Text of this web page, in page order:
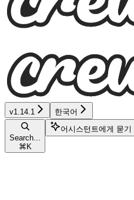
v1.14.1 한국어
Search...
⌘ K
어시스턴트에게 묻기